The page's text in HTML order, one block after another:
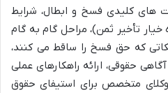
های کلیدی فسخ و ابطال، شرایط
تأخیر ثمن)، مراحل گام به گام
که حق فسخ را ساقط می کنند،
حقوقی، ارائه راهکارهای عملی
متخصص برای استیفای حقوق